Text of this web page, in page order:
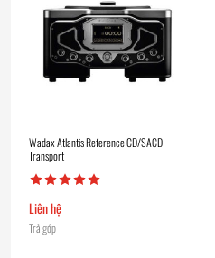
Wadax Atlantis Reference CD/SACD
Transport
Liên hệ
Trả góp